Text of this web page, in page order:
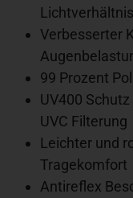
Verbesserter
99 Prozent
UV400
UVC Filterung
Leichter und
Tragekomfort
Antireflex